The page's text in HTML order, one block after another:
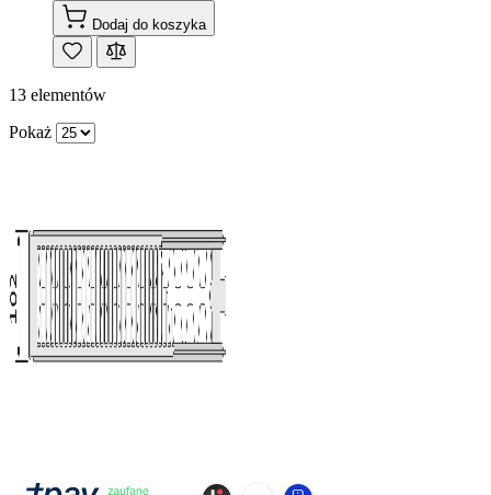
Dodaj do koszyka
13 elementów
Pokaż